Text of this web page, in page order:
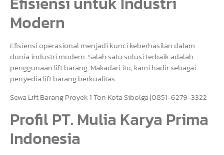
Modern
Efisiensi operasional menjadi kunci keberhasilan dalam
dunia industri modern. Salah satu solusi terbaik adalah
penggunaan lift barang. Makadari itu, kami hadir sebagai
penyedia lift barang berkualitas.
Sewa Lift Barang Proyek 1 Ton Kota Sibolga |0851-6279-3322
Profil PT. Mulia Karya Prima
Indonesia